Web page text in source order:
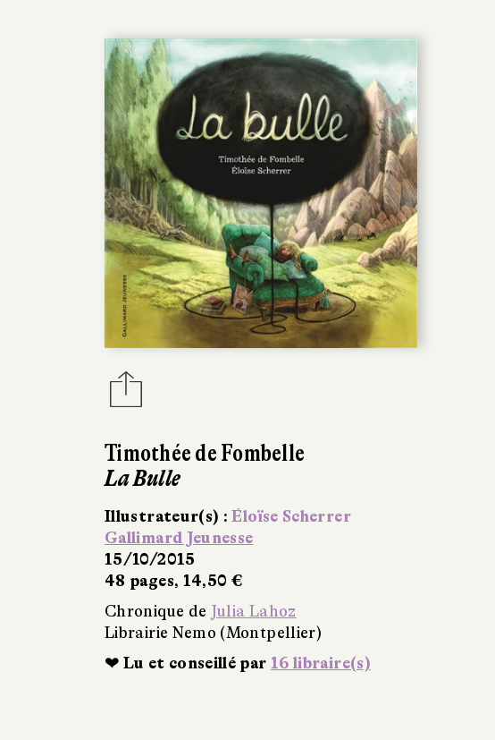
Timothée de Fombelle
La Bulle
Illustrateur(s) :Éloïse Scherrer
Gallimard Jeunesse
15/10/2015
48 pages, 14,50 €
Chronique de Julia Lahoz
Librairie Nemo (Montpellier)
❤ Lu et conseillé par 16 libraire(s)